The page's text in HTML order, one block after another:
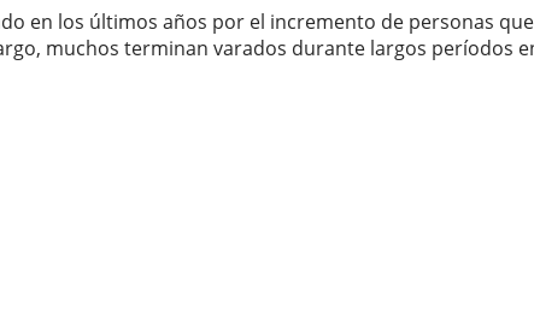
en los últimos años por el incremento de personas
muchos terminan varados durante largos períodos